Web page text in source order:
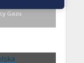
Gazu